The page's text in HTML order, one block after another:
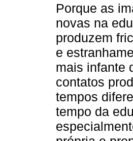
Porque as
novas na
produzem
e
mais infante
contatos
tempos
tempo da